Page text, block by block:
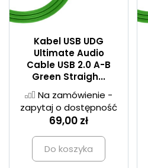
Kabel USB UDG
Ultimate Audio
Cable USB 2.0 A-B
Green Straigh...
Na zamówienie -
zapytaj o dostępność
69,00 zł
Do koszyka